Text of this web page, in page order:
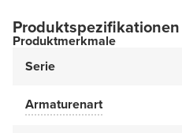
Produktspezifikationen
Produktmerkmale
Serie
Armaturenart